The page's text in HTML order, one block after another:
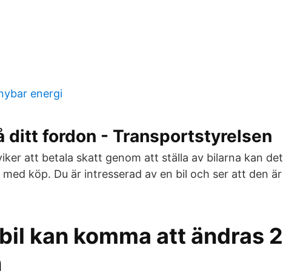
energi
ditt fordon - Transportstyrelsen
att betala skatt genom att ställa av bilarna kan
köp. Du är intresserad av en bil och ser att den är
kan komma att ändras